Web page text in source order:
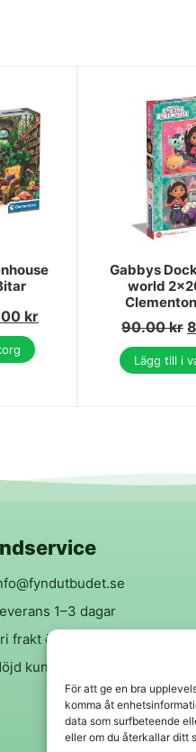
För att ge en bra
komma åt
data som surfbeteende
eller om du återkallar ditt
kr
Gabbys
world
90.00kr
Lägg till i
1–3 dagar
frakt över 299 kr
kund-garanti